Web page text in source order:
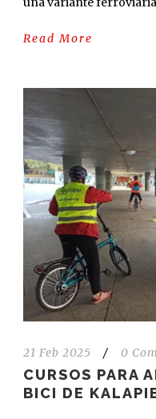
Read More
21 Feb 2025 / 0
CURSOS PARA
BICI DE